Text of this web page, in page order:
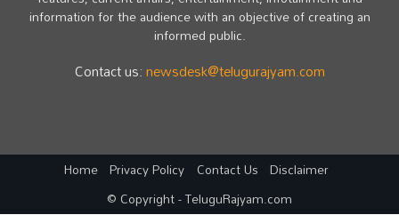
information for the audience with an objective of creating an
informed public.
Contact us:newsdesk@telugurajyam.com
Home Privacy Policy Contact Us Disclaimer
© Copyright - TeluguRajyam.com